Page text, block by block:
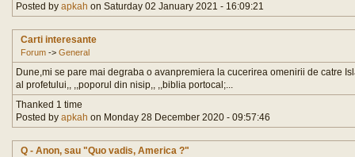
Posted by apkah on Saturday 02 January 2021 - 16:09:21
Carti interesante
Forum -> General
Dune,mi se pare mai degraba o avanpremiera la cucerirea omenirii de catre
al profetului,, ,,poporul din nisip,, ,,biblia portocal;...
Thanked 1 time
Posted by apkah on Monday 28 December 2020 - 09:57:46
Q - Anon, sau "Quo vadis, America ?"